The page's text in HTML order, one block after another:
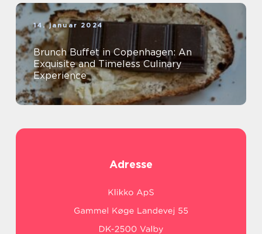
14. januar 2024
Brunch Buffet in Copenhagen: An
Exquisite and Timeless Culinary
Experience
Adresse